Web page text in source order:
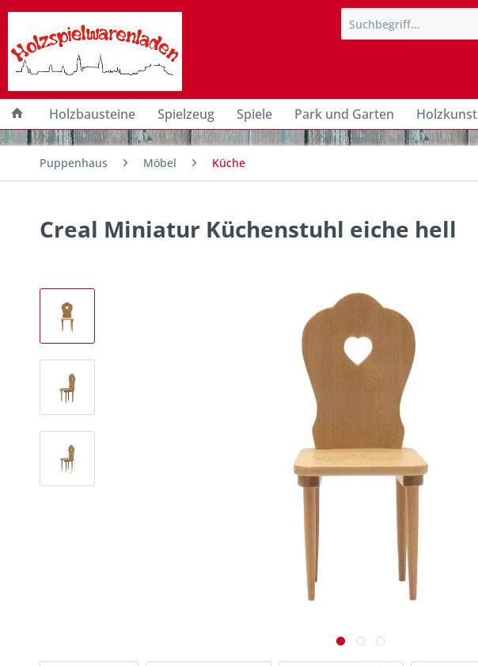
Holzbausteine Spielzeug Spiele Park und Garten Holzkunst
Puppenhaus Möbel Küche
Creal Miniatur Küchenstuhl eiche hell